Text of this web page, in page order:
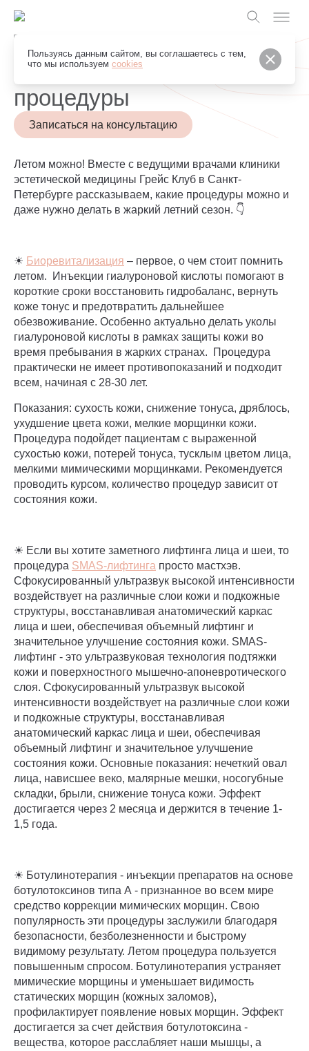
Пользуясь данным сайтом, вы соглашаетесь с тем,
что мы используем cookies
Грейс Клуб
Летние косметические
процедуры
Записаться на консультацию
Летом можно! Вместе с ведущими врачами клиники
эстетической медицины Грейс Клуб в Санкт-
Петербурге рассказываем, какие процедуры можно и
даже нужно делать в жаркий летний сезон. 👇
☀ Биоревитализация – первое, о чем стоит помнить
летом. Инъекции гиалуроновой кислоты помогают в
короткие сроки восстановить гидробаланс, вернуть
коже тонус и предотвратить дальнейшее
обезвоживание. Особенно актуально делать уколы
гиалуроновой кислоты в рамках защиты кожи во
время пребывания в жарких странах. Процедура
практически не имеет противопоказаний и подходит
всем, начиная с 28-30 лет.
Показания: сухость кожи, снижение тонуса, дряблось,
ухудшение цвета кожи, мелкие морщинки кожи.
Процедура подойдет пациентам с выраженной
сухостью кожи, потерей тонуса, тусклым цветом лица,
мелкими мимическими морщинками. Рекомендуется
проводить курсом, количество процедур зависит от
состояния кожи.
☀ Если вы хотите заметного лифтинга лица и шеи, то
процедура SMAS-лифтинга просто мастхэв.
Сфокусированный ультразвук высокой интенсивности
воздействует на различные слои кожи и подкожные
структуры, восстанавливая анатомический каркас
лица и шеи, обеспечивая объемный лифтинг и
значительное улучшение состояния кожи. SMAS-
лифтинг - это ультразвуковая технология подтяжки
кожи и поверхностного мышечно-апоневротического
слоя. Сфокусированный ультразвук высокой
интенсивности воздействует на различные слои кожи
и подкожные структуры, восстанавливая
анатомический каркас лица и шеи, обеспечивая
объемный лифтинг и значительное улучшение
состояния кожи. Основные показания: нечеткий овал
лица, нависшее веко, малярные мешки, носогубные
складки, брыли, снижение тонуса кожи. Эффект
достигается через 2 месяца и держится в течение 1-
1,5 года.
☀ Ботулинотерапия - инъекции препаратов на основе
ботулотоксинов типа А - признанное во всем мире
средство коррекции мимических морщин. Свою
популярность эти процедуры заслужили благодаря
безопасности, безболезненности и быстрому
видимому результату. Летом процедура пользуется
повышенным спросом. Ботулинотерапия устраняет
мимические морщины и уменьшает видимость
статических морщин (кожных заломов),
профилактирует появление новых морщин. Эффект
достигается за счет действия ботулотоксина -
вещества, которое расслабляет наши мышцы, а